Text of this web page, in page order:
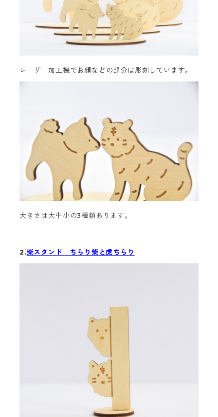
レーザー加工機でお顔などの部分は彫刻しています。
大きさは大中小の3種類あります。
2.柴スタンド ちらり柴と虎ちらり